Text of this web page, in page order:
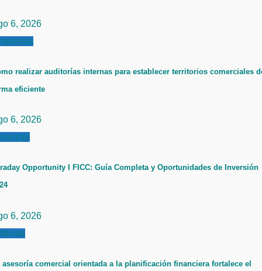
6, 2026
realizar auditorías internas para establecer territorios comerciales
eficiente
6, 2026
Opportunity I FICC: Guía Completa y Oportunidades de Inversión
6, 2026
asesoría comercial orientada a la planificación financiera fortalece el